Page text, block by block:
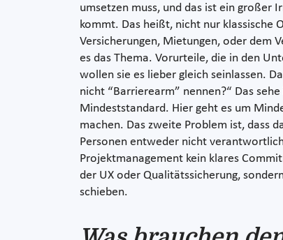
umsetzen muss, und das ist ein großer
kommt. Das heißt, nicht nur klassische
Versicherungen, Mietungen, oder dem
es das Thema. Vorurteile, die in den
wollen sie es lieber gleich seinlassen.
nicht “Barrierearm” nennen?“ Das
Mindeststandard. Hier geht es um
machen. Das zweite Problem ist, dass
Personen entweder nicht
Projektmanagement kein klares
der UX oder Qualitätssicherung,
schieben.